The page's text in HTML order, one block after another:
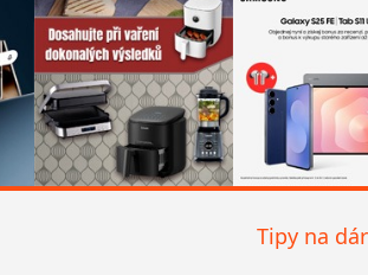
Tipy na